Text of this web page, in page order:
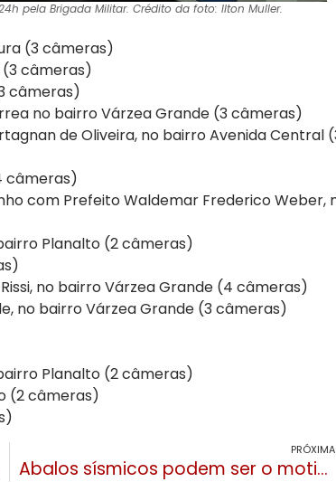
pela Brigada Militar. Crédito da foto: Ilton Muller.
(3 câmeras)
(3 câmeras)
câmeras)
no bairro Várzea Grande (3 câmeras)
de Oliveira, no bairro Avenida Central
câmeras)
com Prefeito Waldemar Frederico Weber,
Planalto (2 câmeras)
no bairro Várzea Grande (4 câmeras)
no bairro Várzea Grande (3 câmeras)
Planalto (2 câmeras)
(2 câmeras)
PRÓXIMA
Abalos sísmicos podem ser o motivo dos tremores em Gramado diz a Defesa Civil